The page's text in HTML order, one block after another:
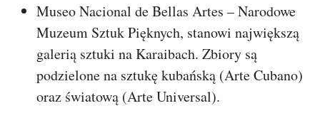
Museo Nacional de Bellas Artes – Narodowe
Muzeum Sztuk Pięknych, stanowi największą
galerią sztuki na Karaibach. Zbiory są
podzielone na sztukę kubańską (Arte Cubano)
oraz światową (Arte Universal).